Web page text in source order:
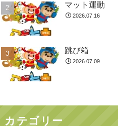
マット運動
2026.07.16
跳び箱
2026.07.09
カテゴリー